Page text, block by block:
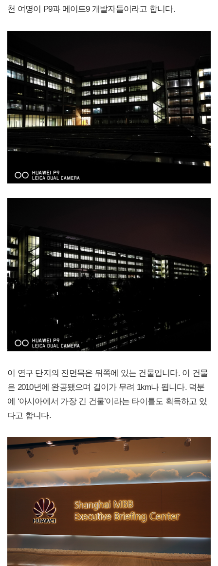
천 여명이 P9과 메이트9 개발자들이라고 합니다.
이 연구 단지의 진면목은 뒤쪽에 있는 건물입니다. 이 건물
은 2010년에 완공됐으며 길이가 무려 1km나 됩니다. 덕분
에 ‘아시아에서 가장 긴 건물’이라는 타이틀도 획득하고 있
다고 합니다.